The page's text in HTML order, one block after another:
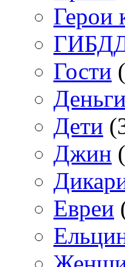
Герои
Гости
Деньги
Дети
Джин
Евреи